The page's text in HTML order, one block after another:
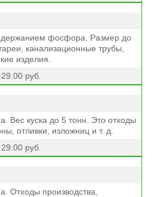
фосфора. Размер до
канализационные трубы,
изделия.
29.00 руб.
Вес куска до 5 тонн. Это отходы
отливки, изложниц и т. д.
29.00 руб.
Отходы производства,